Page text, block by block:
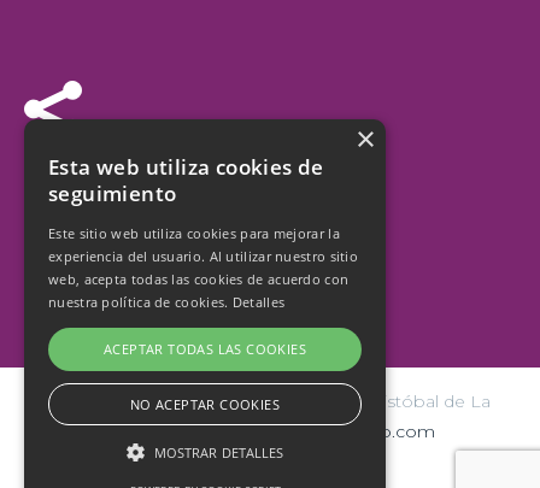


Síguenos
© Copyright 2026 Ayuntamiento de San Cristóbal de La
Laguna | Diseño y hospedaje:internetísimo.com
Esta web utiliza cookies de
seguimiento
Este sitio web utiliza cookies para mejorar la
experiencia del usuario. Al utilizar nuestro sitio
web, acepta todas las cookies de acuerdo con
nuestra política de cookies. Detalles
ACEPTAR TODAS LAS COOKIES
NO ACEPTAR COOKIES
MOSTRAR DETALLES
×